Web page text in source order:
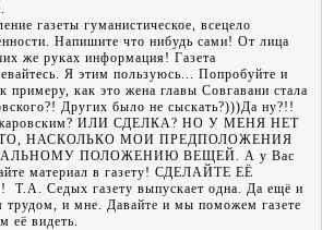
газеты гуманистическое, всецело
Напишите что нибудь сами! От лица
же руках информация! Газета
Я этим пользуюсь... Попробуйте и
как это жена главы Совгавани стала
Других было не сыскать?)))Да ну?!!
ИЛИ СДЕЛКА? НО У МЕНЯ НЕТ
НАСКОЛЬКО МОИ ПРЕДПОЛОЖЕНИЯ
ПОЛОЖЕНИЮ ВЕЩЕЙ. А у Вас
материал в газету! СДЕЛАЙТЕ ЕЁ
Седых газету выпускает одна. Да ещё и
трудом, и мне. Давайте и мы поможем газете
её видеть.